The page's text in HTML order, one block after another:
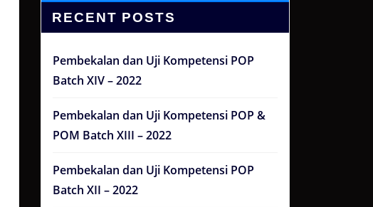
RECENT POSTS
Pembekalan dan Uji Kompetensi POP
Batch XIV – 2022
Pembekalan dan Uji Kompetensi POP &
POM Batch XIII – 2022
Pembekalan dan Uji Kompetensi POP
Batch XII – 2022